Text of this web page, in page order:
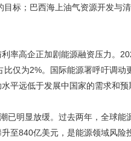
标；巴西海上油气资源开发与
率高企正加剧能源融资压力。
仅为2%。国际能源署呼吁调动
平远低于发展中国家的需求和预
已明显放缓。过去两年，全球能
至840亿美元，是能源领域风险